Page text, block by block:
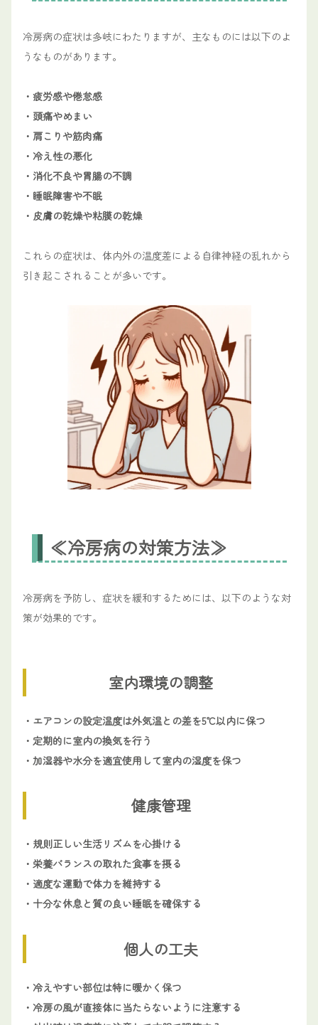
冷房病の症状は多岐にわたりますが、主なものには以下のよ
うなものがあります。
・疲労感や倦怠感
・頭痛やめまい
・肩こりや筋肉痛
・冷え性の悪化
・消化不良や胃腸の不調
・睡眠障害や不眠
・皮膚の乾燥や粘膜の乾燥
これらの症状は、体内外の温度差による自律神経の乱れから
引き起こされることが多いです。
≪冷房病の対策方法≫
冷房病を予防し、症状を緩和するためには、以下のような対
策が効果的です。
室内環境の調整
・エアコンの設定温度は外気温との差を5℃以内に保つ
・定期的に室内の換気を行う
・加湿器や水分を適宜使用して室内の湿度を保つ
健康管理
・規則正しい生活リズムを心掛ける
・栄養バランスの取れた食事を摂る
・適度な運動で体力を維持する
・十分な休息と質の良い睡眠を確保する
個人の工夫
・冷えやすい部位は特に暖かく保つ
・冷房の風が直接体に当たらないように注意する